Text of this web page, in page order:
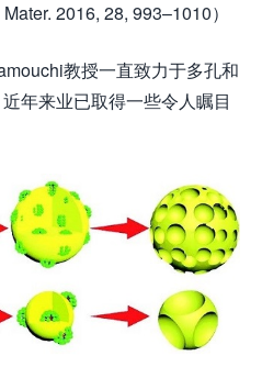
2016, 28, 993–1010）
教授一直致力于多孔和
年来业已取得一些令人瞩目